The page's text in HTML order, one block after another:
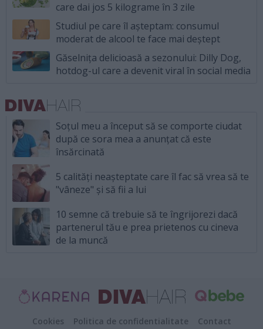
care dai jos 5 kilograme în 3 zile
Studiul pe care îl așteptam: consumul
moderat de alcool te face mai deștept
Găselnița delicioasă a sezonului: Dilly Dog,
hotdog-ul care a devenit viral în social media
Soțul meu a început să se comporte ciudat
după ce sora mea a anunțat că este
însărcinată
5 calități neașteptate care îl fac să vrea să te
"vâneze" și să fii a lui
10 semne că trebuie să te îngrijorezi dacă
partenerul tău e prea prietenos cu cineva
de la muncă
Cookies Politica de confidentialitate
Contact